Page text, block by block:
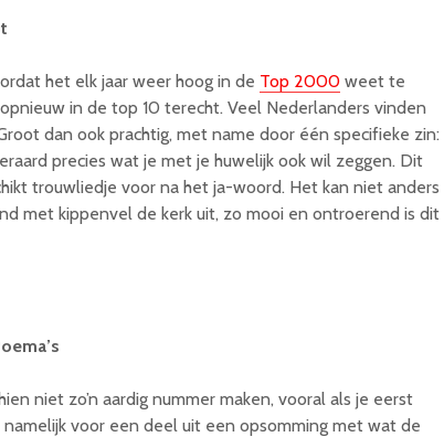
het elk jaar weer hoog in de Top 2000 weet te
in de top 10 terecht. Veel Nederlanders vinden
dan ook prachtig, met name door één specifieke zin:
precies wat je met je huwelijk ook wil zeggen. Dit
trouwliedje voor na het ja-woord. Het kan niet anders
met kippenvel de kerk uit, zo mooi en ontroerend is dit
niet zo’n aardig nummer maken, vooral als je eerst
voor een deel uit een opsomming met wat de